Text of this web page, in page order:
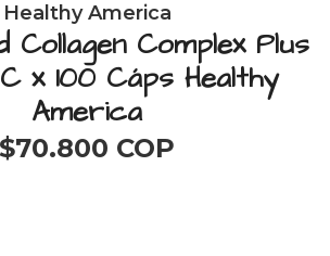
Healthy America
Collagen Complex Plus
x 100 Cáps Healthy
America
$70.800 COP